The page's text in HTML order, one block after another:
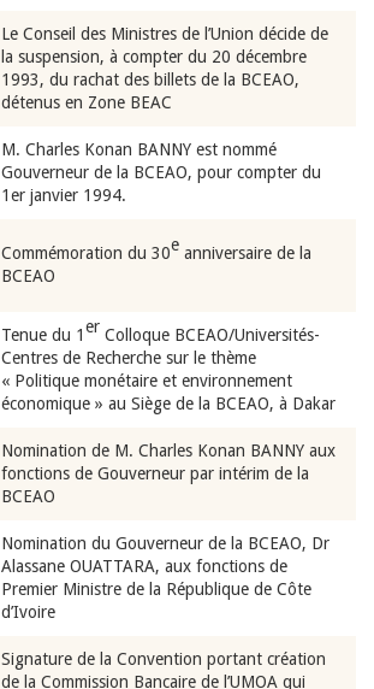
Le Conseil des Ministres de l’Union décide de
la suspension, à compter du 20 décembre
1993, du rachat des billets de la BCEAO,
détenus en Zone BEAC
M. Charles Konan BANNY est nommé
Gouverneur de la BCEAO, pour compter du
1er janvier 1994.
Commémoration du 30e anniversaire de la
BCEAO
Tenue du 1er Colloque BCEAO/Universités-
Centres de Recherche sur le thème
« Politique monétaire et environnement
économique » au Siège de la BCEAO, à Dakar
Nomination de M. Charles Konan BANNY aux
fonctions de Gouverneur par intérim de la
BCEAO
Nomination du Gouverneur de la BCEAO, Dr
Alassane OUATTARA, aux fonctions de
Premier Ministre de la République de Côte
d’Ivoire
Signature de la Convention portant création
de la Commission Bancaire de l’UMOA qui